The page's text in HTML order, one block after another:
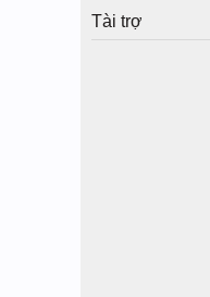
Tài trợ